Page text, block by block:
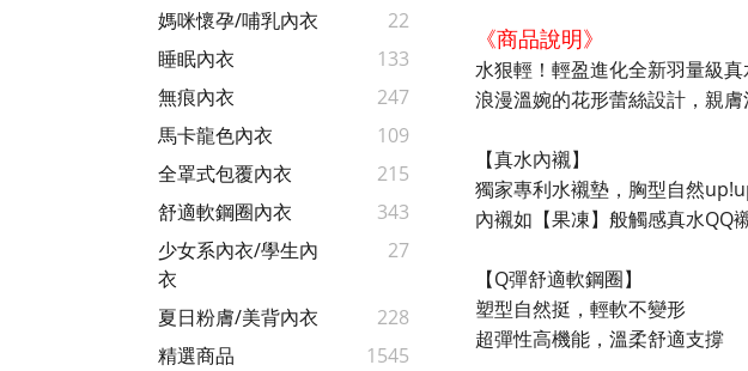
媽咪懷孕/哺乳內衣
22
睡眠內衣
133
無痕內衣
247
馬卡龍色內衣
109
全罩式包覆內衣
215
舒適軟鋼圈內衣
343
少女系內衣/學生內
衣
27
夏日粉膚/美背內衣
228
精選商品
1545
《商品說明》
水狠輕！輕盈進化全新羽量級真
浪漫溫婉的花形蕾絲設計，親膚
【真水內襯】
獨家專利水襯墊，胸型自然
內襯如【果凍】般觸感真水QQ
【Q彈舒適軟鋼圈】
塑型自然挺，輕軟不變形
超彈性高機能，溫柔舒適支撐